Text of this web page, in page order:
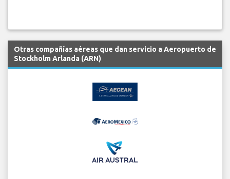
Otras compañías aéreas que dan servicio a Aeropuerto de
Stockholm Arlanda (ARN)